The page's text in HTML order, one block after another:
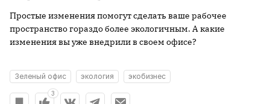
Простые изменения помогут сделать ваше рабочее
пространство гораздо более экологичным. А какие
изменения вы уже внедрили в своем офисе?
Зеленый офис экология экобизнес
3